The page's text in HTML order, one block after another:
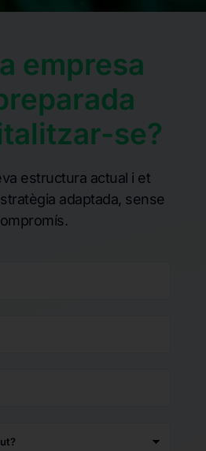
empresa
se?
estructura actual i et
adaptada, sense